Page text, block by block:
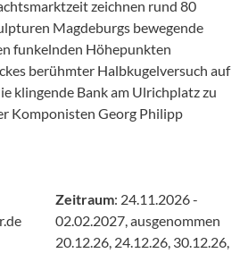
zeichnen rund 80
Magdeburgs bewegende
funkelnden Höhepunkten
berühmter Halbkugelversuch auf
klingende Bank am Ulrichplatz zu
Komponisten Georg Philipp
Zeitraum: 24.11.2026 -
02.02.2027, ausgenommen
20.12.26, 24.12.26, 30.12.26,